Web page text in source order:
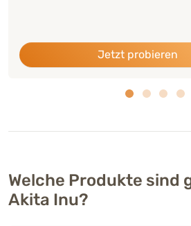
Jetzt probieren
Welche Produkte sind
Akita Inu?